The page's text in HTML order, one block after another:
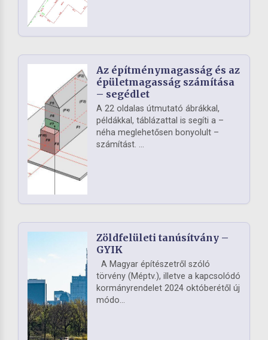
Az építménymagasság és az
épületmagasság számítása
– segédlet
A 22 oldalas útmutató ábrákkal,
példákkal, táblázattal is segíti a –
néha meglehetősen bonyolult –
számítást. ...
Zöldfelületi tanúsítvány –
GYIK
A Magyar építészetről szóló
törvény (Méptv.), illetve a kapcsolódó
kormányrendelet 2024 októberétől új
módo...